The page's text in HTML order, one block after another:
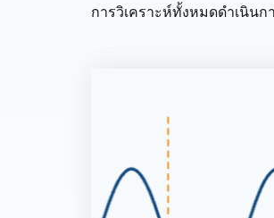
การวิเคราะห์ทั้งหมดดำเนิน